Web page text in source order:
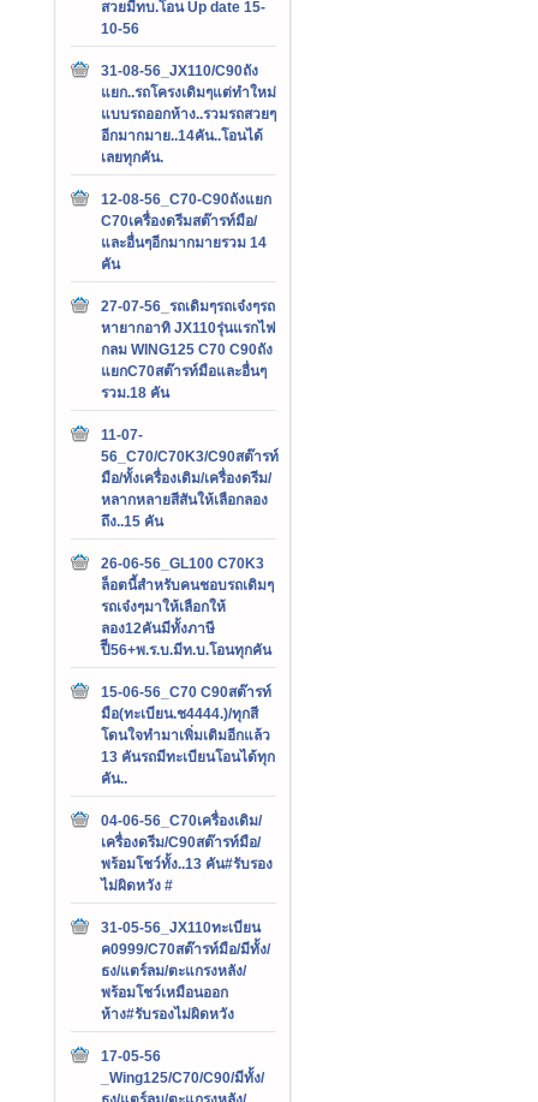
สวยมีทบ.โอน Up date 15-
10-56
31-08-56_JX110/C90ถัง
แยก..รถโครงเดิมๆแต่ทำใหม่
แบบรถออกห้าง..รวมรถสวยๆ
อีกมากมาย..14คัน..โอนได้
เลยทุกคัน.
12-08-56_C70-C90ถังแยก
C70เครื่องดรีมสต๊ารท์มือ/
และอื่นๆอีกมากมายรวม 14
คัน
27-07-56_รถเดิมๆรถเจ๋งๆรถ
หายากอาทิ JX110รุ่นแรกไฟ
กลม WING125 C70 C90ถัง
แยกC70สต๊ารท์มือและอื่นๆ
รวม.18 คัน
11-07-
56_C70/C70K3/C90สต๊ารท์
มือ/ทั้งเครื่องเดิม/เครื่องดรีม/
หลากหลายสีสันให้เลือกลอง
ถึง..15 คัน
26-06-56_GL100 C70K3
ล็อตนี้สำหรับคนชอบรถเดิมๆ
รถเจ๋งๆมาให้เลือกให้
ลอง12คันมีทั้งภาษี
ปีี56+พ.ร.บ.มีท.บ.โอนทุกคัน
15-06-56_C70 C90สต๊ารท์
มือ(ทะเบียน.ช4444.)/ทุกสี
โดนใจทำมาเพิ่มเติมอีกแล้ว
13 คันรถมีทะเบียนโอนได้ทุก
คัน..
04-06-56_C70เครื่องเดิม/
เครื่องดรีม/C90สต๊ารท์มือ/
พร้อมโชว์ทั้ง..13 คัน#รับรอง
ไม่ผิดหวัง #
31-05-56_JX110ทะเบียน
ค0999/C70สต๊ารท์มือ/มีทั้ง/
ธง/แตร์ลม/ตะแกรงหลัง/
พร้อมโชว์เหมือนออก
ห้าง#รับรองไม่ผิดหวัง
17-05-56
_Wing125/C70/C90/มีทั้ง/